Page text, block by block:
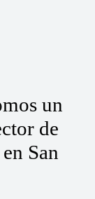
un
de
San